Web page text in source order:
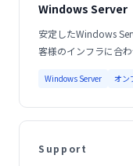
Windows Server
安定したWindows
客様のインフラに合
Windows Server オン
Support